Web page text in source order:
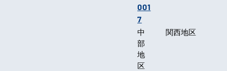
001
7
中
部
地
区
関西地区